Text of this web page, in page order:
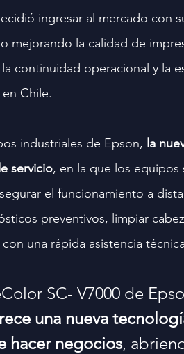
ingresar al mercado con
mejorando la calidad de
continuidad operacional y la
Chile.
industriales de Epson, la
servicio, en la que los
el funcionamiento a
preventivos, limpiar
una rápida asistencia
SC- V7000 de
una nueva
hacer negocios,